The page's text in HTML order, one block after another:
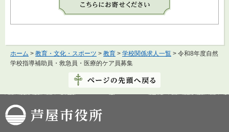
ホーム > 教育・文化・スポーツ > 教育 > 学校関係求人一覧 > 令和8年度自然
学校指導補助員・救急員・医療的ケア員募集
芦屋市役所